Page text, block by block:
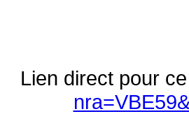
Lien direct pour